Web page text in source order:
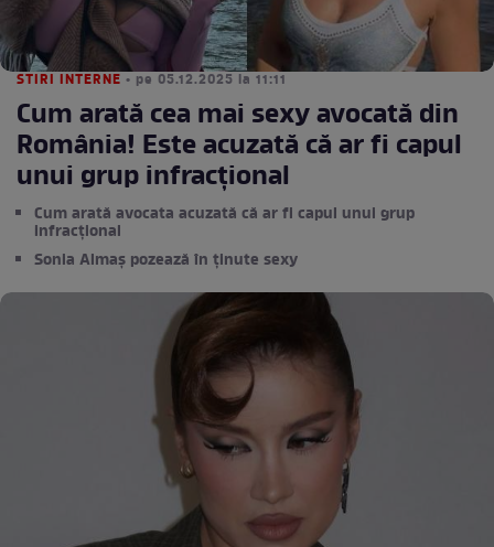
STIRI INTERNE • pe 05.12.2025 la 11:11
Cum arată cea mai sexy avocată din
România! Este acuzată că ar fi capul
unui grup infracțional
Cum arată avocata acuzată că ar fi capul unui grup
infracțional
Sonia Almaș pozează în ținute sexy